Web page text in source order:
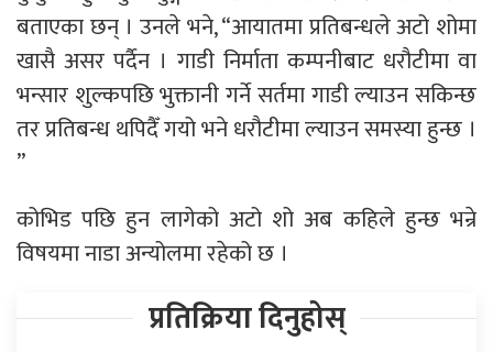
बताएका छन् । उनले भने, “आयातमा प्रतिबन्धले अटो शोमा
खासै असर पर्दैन । गाडी निर्माता कम्पनीबाट धरौटीमा वा
भन्सार शुल्कपछि भुक्तानी गर्ने सर्तमा गाडी ल्याउन सकिन्छ
तर प्रतिबन्ध थपिदैँ गयो भने धरौटीमा ल्याउन समस्या हुन्छ ।
’’
कोभिड पछि हुन लागेको अटो शो अब कहिले हुन्छ भन्रे
विषयमा नाडा अन्योलमा रहेको छ ।
प्रतिक्रिया दिनुहोस्